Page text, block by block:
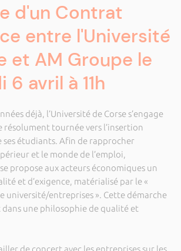
d'un Contrat
entre l'Université
et AM Groupe le
avril à 11h
déjà, l’Université de Corse s’engage
résolument tournée vers l’insertion
ses étudiants. Afin de rapprocher
et le monde de l’emploi,
propose aux acteurs économiques un
et d’exigence, matérialisé par le «
université/entreprises ». Cette démarche
dans une philosophie de qualité et
de concert avec les entreprises sur les